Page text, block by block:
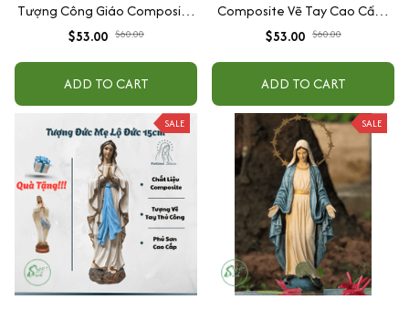
Tượng Công Giáo Composite
Cao Cấp Vẽ Tay Thủ Công -
$53.00 $60.00
ADD TO CART
Composite Vẽ Tay Cao Cấp |
Tượng Công Giáo Để Ô Tô, Để
$53.00 $60.00
ADD TO CART
SALE SALE